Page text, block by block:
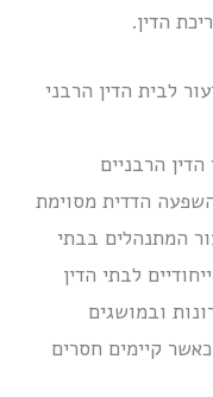
הדין.
לבית הדין הרבני
הרבניים
הדדית מסוימת
המתנהלים בבתי
לבתי הדין
ובמושגים
קיימים חסרים